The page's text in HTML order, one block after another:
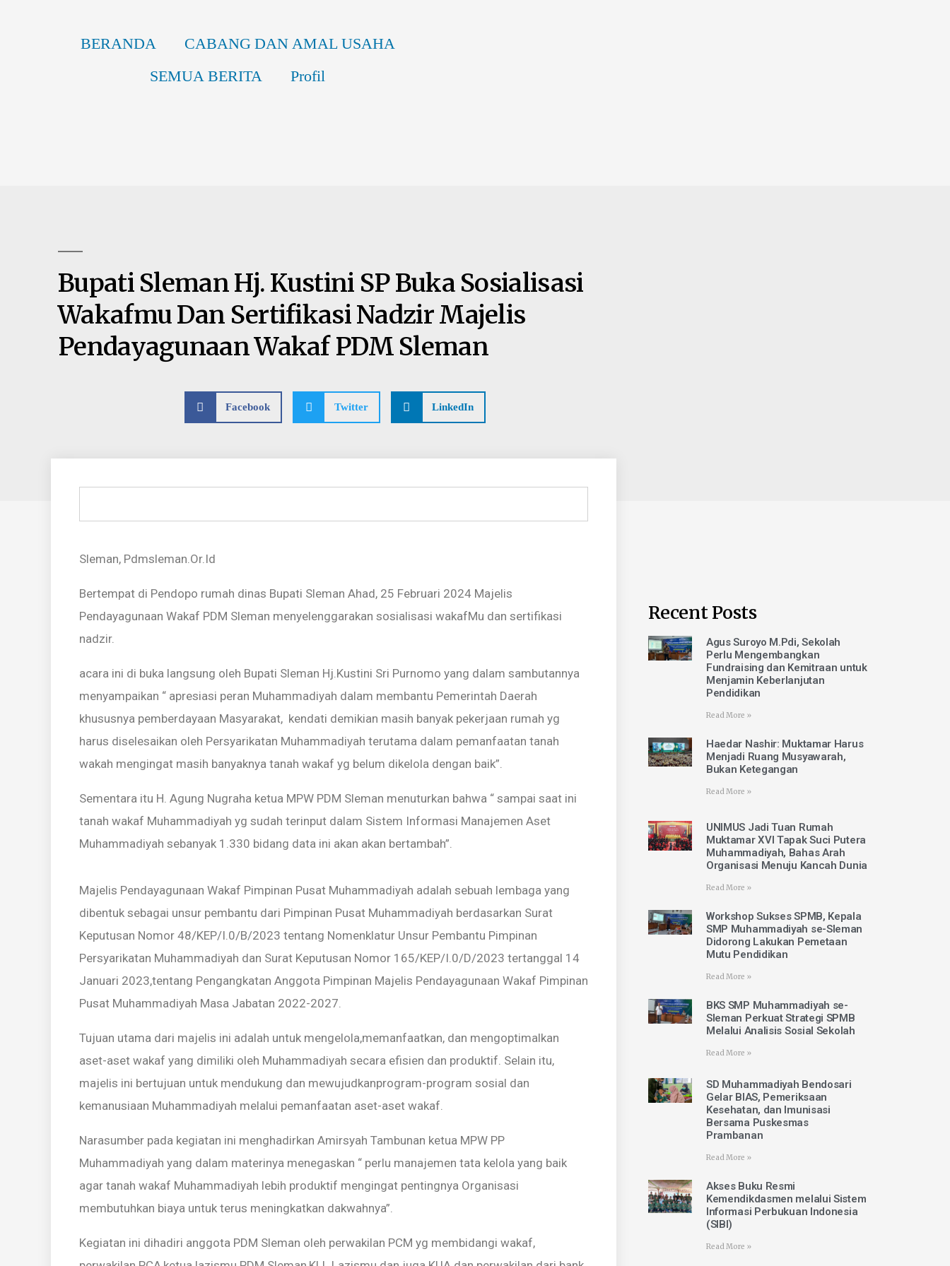
BERANDA
CABANG DAN AMAL USAHA
SEMUA BERITA
Profil
Bupati Sleman Hj. Kustini SP Buka Sosialisasi
Wakafmu Dan Sertifikasi Nadzir Majelis
Pendayagunaan Wakaf PDM Sleman
Facebook Twitter LinkedIn
Sleman, Pdmsleman.Or.Id
Bertempat di Pendopo rumah dinas Bupati Sleman Ahad, 25 Februari 2024 Majelis
Pendayagunaan Wakaf PDM Sleman menyelenggarakan sosialisasi wakafMu dan sertifikasi
nadzir.
acara ini di buka langsung oleh Bupati Sleman Hj.Kustini Sri Purnomo yang dalam sambutannya
menyampaikan “ apresiasi peran Muhammadiyah dalam membantu Pemerintah Daerah
khususnya pemberdayaan Masyarakat, kendati demikian masih banyak pekerjaan rumah yg
harus diselesaikan oleh Persyarikatan Muhammadiyah terutama dalam pemanfaatan tanah
wakah mengingat masih banyaknya tanah wakaf yg belum dikelola dengan baik”.
Sementara itu H. Agung Nugraha ketua MPW PDM Sleman menuturkan bahwa “ sampai saat ini
tanah wakaf Muhammadiyah yg sudah terinput dalam Sistem Informasi Manajemen Aset
Muhammadiyah sebanyak 1.330 bidang data ini akan akan bertambah”.
Majelis Pendayagunaan Wakaf Pimpinan Pusat Muhammadiyah adalah sebuah lembaga yang
dibentuk sebagai unsur pembantu dari Pimpinan Pusat Muhammadiyah berdasarkan Surat
Keputusan Nomor 48/KEP/I.0/B/2023 tentang Nomenklatur Unsur Pembantu Pimpinan
Persyarikatan Muhammadiyah dan Surat Keputusan Nomor 165/KEP/I.0/D/2023 tertanggal 14
Januari 2023,tentang Pengangkatan Anggota Pimpinan Majelis Pendayagunaan Wakaf Pimpinan
Pusat Muhammadiyah Masa Jabatan 2022-2027.
Tujuan utama dari majelis ini adalah untuk mengelola,memanfaatkan, dan mengoptimalkan
aset-aset wakaf yang dimiliki oleh Muhammadiyah secara efisien dan produktif. Selain itu,
majelis ini bertujuan untuk mendukung dan mewujudkanprogram-program sosial dan
kemanusiaan Muhammadiyah melalui pemanfaatan aset-aset wakaf.
Narasumber pada kegiatan ini menghadirkan Amirsyah Tambunan ketua MPW PP
Muhammadiyah yang dalam materinya menegaskan “ perlu manajemen tata kelola yang baik
agar tanah wakaf Muhammadiyah lebih produktif mengingat pentingnya Organisasi
membutuhkan biaya untuk terus meningkatkan dakwahnya”.
Kegiatan ini dihadiri anggota PDM Sleman oleh perwakilan PCM yg membidangi wakaf,
Recent Posts
Agus Suroyo M.Pdi, Sekolah
Perlu Mengembangkan
Fundraising dan Kemitraan untuk
Menjamin Keberlanjutan
Pendidikan
Read More »
Haedar Nashir: Muktamar Harus
Menjadi Ruang Musyawarah,
Bukan Ketegangan
Read More »
UNIMUS Jadi Tuan Rumah
Muktamar XVI Tapak Suci Putera
Muhammadiyah, Bahas Arah
Organisasi Menuju Kancah Dunia
Read More »
Workshop Sukses SPMB, Kepala
SMP Muhammadiyah se-Sleman
Didorong Lakukan Pemetaan
Mutu Pendidikan
Read More »
BKS SMP Muhammadiyah se-
Sleman Perkuat Strategi SPMB
Melalui Analisis Sosial Sekolah
Read More »
SD Muhammadiyah Bendosari
Gelar BIAS, Pemeriksaan
Kesehatan, dan Imunisasi
Bersama Puskesmas
Prambanan
Read More »
Akses Buku Resmi
Kemendikdasmen melalui Sistem
Informasi Perbukuan Indonesia
(SIBI)
Read More »